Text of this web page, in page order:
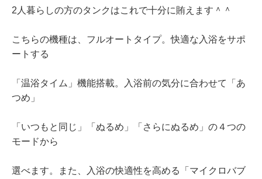
2人暮らしの方のタンクはこれで十分に賄えます＾＾
こちらの機種は、フルオートタイプ。快適な入浴をサポ
ートする
「温浴タイム」機能搭載。入浴前の気分に合わせて「あ
つめ」
「いつもと同じ」「ぬるめ」「さらにぬるめ」の４つの
モードから
選べます。また、入浴の快適性を高める「マイクロバブ